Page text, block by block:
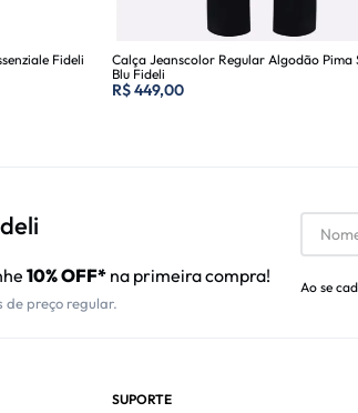
Fideli
Calça Jeanscolor Regular Algodão
Blu Fideli
R$449,00
10% OFF* na primeira compra!
preço regular.
Ao se
SUPORTE